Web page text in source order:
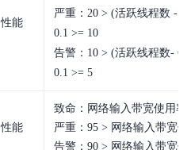
性能
严重：20 > (活跃线程数 -
0.1 >= 10
告警：10 > (活跃线程数-
0.1 >= 5
性能
致命：网络输入带宽使用率
严重：95 > 网络输入带宽
告警：90 > 网络输入带宽使